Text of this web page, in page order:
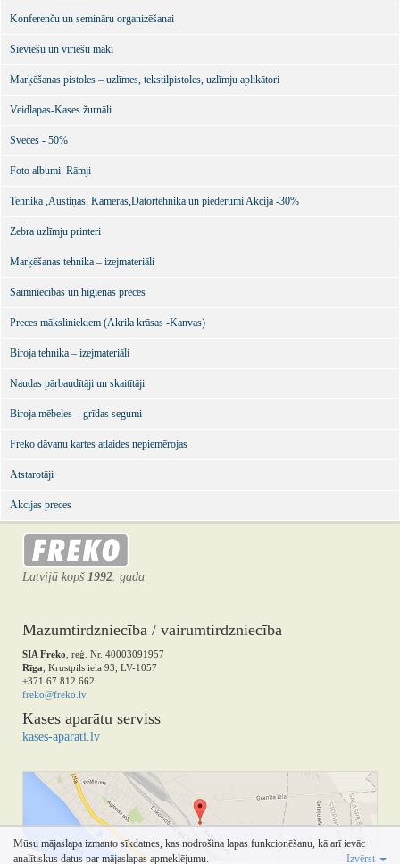
Mūsu mājaslapa izmanto sīkdatnes, kas nodrošina lapas funkcionēšanu, kā arī ievāc
analītiskus datus par mājaslapas apmeklējumu.
Izvērst
Konferenču un semināru organizēšanai
Sieviešu un vīriešu maki
Marķēšanas pistoles – uzlīmes, tekstilpistoles, uzlīmju aplikātori
Veidlapas-Kases žurnāli
Sveces - 50%
Foto albumi. Rāmji
Tehnika ,Austiņas, Kameras,Datortehnika un piederumi Akcija -30%
Zebra uzlīmju printeri
Marķēšanas tehnika – izejmateriāli
Saimniecības un higiēnas preces
Preces māksliniekiem (Akrila krāsas -Kanvas)
Biroja tehnika – izejmateriāli
Naudas pārbaudītāji un skaitītāji
Biroja mēbeles – grīdas segumi
Freko dāvanu kartes atlaides nepiemērojas
Atstarotāji
Akcijas preces
Latvijā kopš 1992. gada
Mazumtirdzniecība / vairumtirdzniecība
SIA Freko , reģ. Nr. 40003091957
Rīga , Krustpils iela 93, LV-1057
+371 67 812 662
freko@freko.lv
Kases aparātu serviss
kases-aparati.lv